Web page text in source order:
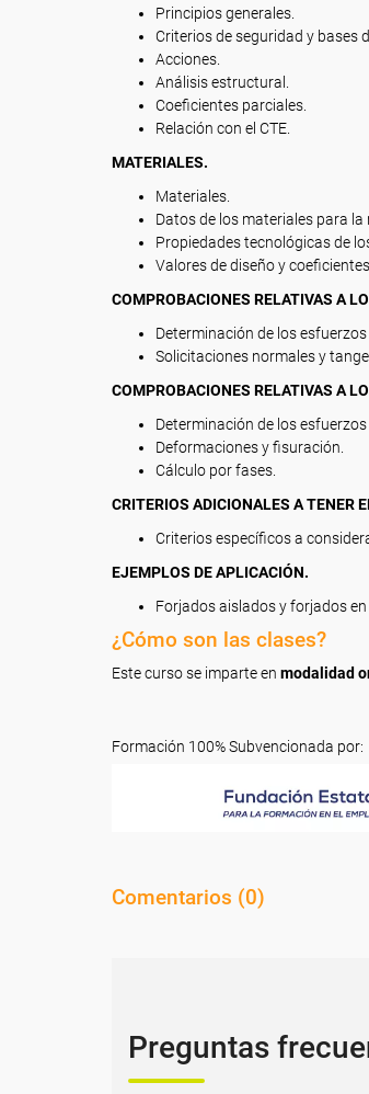
Principios generales.
Criterios de seguridad y bases
Acciones.
Análisis estructural.
Coeficientes parciales.
Relación con el CTE.
MATERIALES.
Materiales.
Datos de los materiales para
Propiedades tecnológicas de
Valores de diseño y
COMPROBACIONES RELATIVAS A
Determinación de los
Solicitaciones normales y
COMPROBACIONES RELATIVAS A
Determinación de los
Deformaciones y fisuración.
Cálculo por fases.
CRITERIOS ADICIONALES A TENER
Criterios específicos a
EJEMPLOS DE APLICACIÓN.
Forjados aislados y forjados en
¿Cómo son las clases?
Este curso se imparte en modalidad
Formación 100% Subvencionada por:
Comentarios (0)
Preguntas